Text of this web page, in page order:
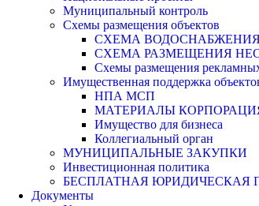
Муниципальный контроль
Схемы размещения объектов
СХЕМА
СХЕМА РАЗМЕЩЕНИЯ
Схемы размещения
Имущественная поддержка
НПА МСП
МАТЕРИАЛЫ
Имущество для бизнеса
Коллегиальный орган
МУНИЦИПАЛЬНЫЕ ЗАКУПКИ
Инвестиционная политика
БЕСПЛАТНАЯ ЮРИДИЧЕСКАЯ
Документы